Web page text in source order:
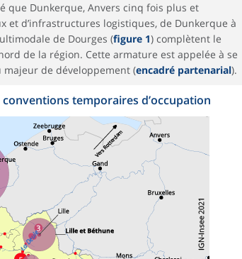
que Dunkerque, Anvers cinq fois plus et
et d’infrastructures logistiques, de Dunkerque à
de Dourges (figure 1) complètent le
de la région. Cette armature est appelée à se
de développement (encadré partenarial).
temporaires d’occupation